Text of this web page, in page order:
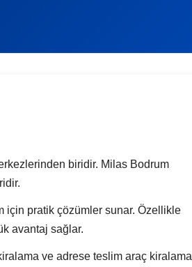
biridir. Milas Bodrum
için pratik çözümler sunar. Özellikle
avantaj sağlar.
ve adrese teslim araç kiralama